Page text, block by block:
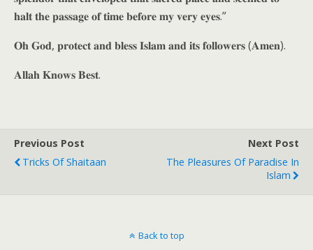
𝐡𝐚𝐥𝐭 𝐭𝐡𝐞 𝐩𝐚𝐬𝐬𝐚𝐠𝐞 𝐨𝐟 𝐭𝐢𝐦𝐞 𝐛𝐞𝐟𝐨𝐫𝐞 𝐦𝐲 𝐯𝐞𝐫𝐲 𝐞𝐲𝐞𝐬.”
𝐎𝐡 𝐆𝐨𝐝, 𝐩𝐫𝐨𝐭𝐞𝐜𝐭 𝐚𝐧𝐝 𝐛𝐥𝐞𝐬𝐬 𝐈𝐬𝐥𝐚𝐦 𝐚𝐧𝐝 𝐢𝐭𝐬 𝐟𝐨𝐥𝐥𝐨𝐰𝐞𝐫𝐬 (𝐀𝐦𝐞𝐧).
𝐀𝐥𝐥𝐚𝐡 𝐊𝐧𝐨𝐰𝐬 𝐁𝐞𝐬𝐭.
Previous Post
Tricks Of Shaitaan
Next Post
The Pleasures Of Paradise In
Islam
Back to top